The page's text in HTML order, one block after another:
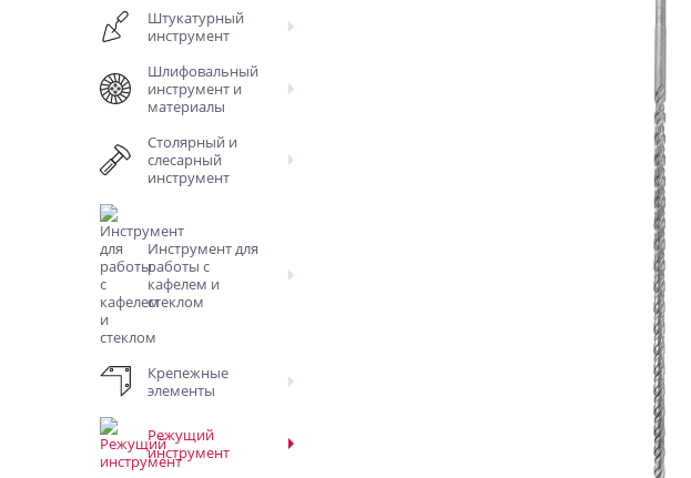
Штукатурный
инструмент
Шлифовальный
инструмент и
материалы
Столярный и
слесарный
инструмент
Инструмент для
работы с
кафелем и
стеклом
Крепежные
элементы
Режущий
инструмент